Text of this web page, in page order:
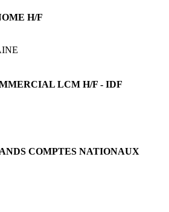
H/F
LCM H/F - IDF
COMPTES NATIONAUX